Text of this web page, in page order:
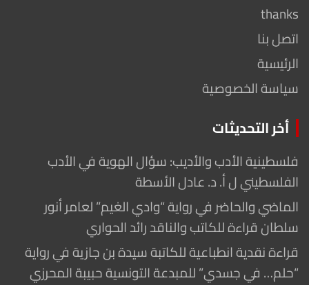
thanks
اتصل بنا
الرئيسية
سياسة الخصوصية
أخر التحديثات
فلسطينية الأدب والأديب: سؤال الهوية في الأدب
الفلسطيني ل أ. د. عادل الأسطة
الماضي والحاضر في رواية “وادي الغيم” لعامر أنور
سلطان قراءة للكاتب والناقد رائد الحواري
قراءة نقدية انطباعية للكاتبة سيدة بن جازية في رواية
“حلم… في جسدي” للمبدعة التونسية حبيبة المحرزي